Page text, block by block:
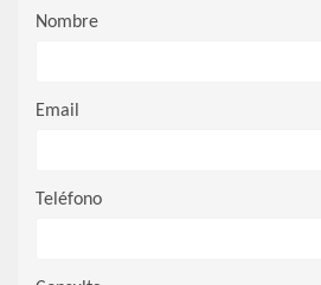
Nombre
Email
Teléfono